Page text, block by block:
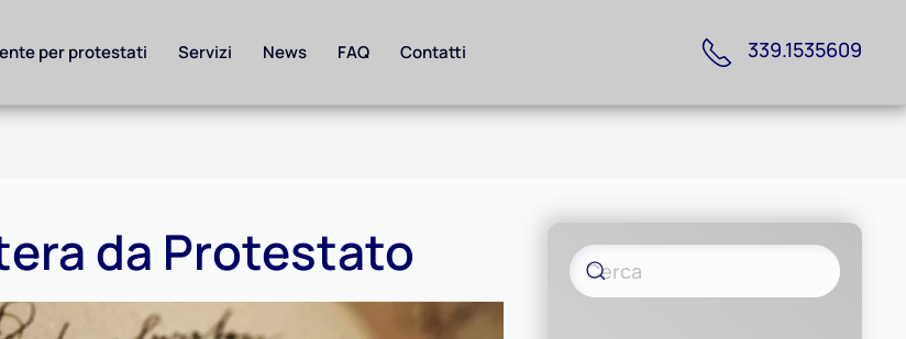
per protestati Servizi News FAQ Contatti 339.1535609
da Protestato